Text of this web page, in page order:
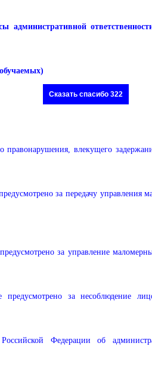
административной
Сказать спасибо 322
влекущего
за передачу
за управление
предусмотрено за несоблюдение
Федерации об